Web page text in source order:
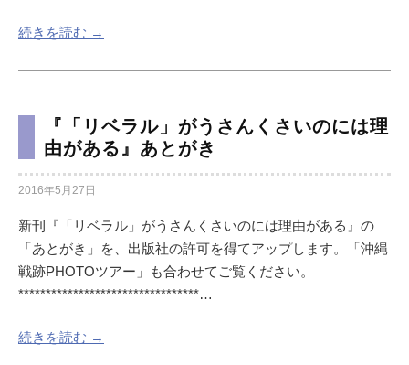
続きを読む →
『「リベラル」がうさんくさいのには理
由がある』あとがき
2016年5月27日
新刊『「リベラル」がうさんくさいのには理由がある』の
「あとがき」を、出版社の許可を得てアップします。「沖縄
戦跡PHOTOツアー」も合わせてご覧ください。
*********************************…
続きを読む →